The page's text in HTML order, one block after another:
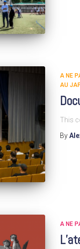
A NE
AU
This
By
A NE